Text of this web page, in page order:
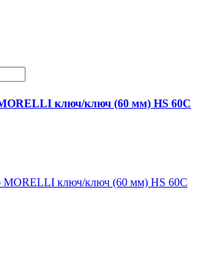
ключ/ключ (60 мм) HS 60C